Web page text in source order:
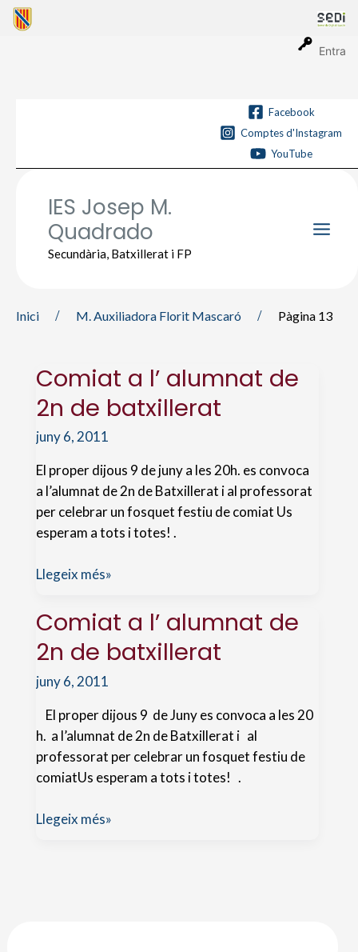
Entra
Vés
Facebook
Comptes d'Instagram
YouTube
IES Josep M.
Quadrado
Secundària, Batxillerat i FP
Inici M. Auxiliadora Florit Mascaró Pàgina 13
Comiat a l’ alumnat de
2n de batxillerat
juny 6, 2011
El proper dijous 9 de juny a les 20h. es convoca
a l’alumnat de 2n de Batxillerat i al professorat
per celebrar un fosquet festiu de comiat Us
esperam a tots i totes! .
Comiat
l’
alumnat
de
2n
batxillerat
Llegeix més»
Comiat a l’ alumnat de
2n de batxillerat
juny 6, 2011
El proper dijous 9 de Juny es convoca a les 20
h. a l’alumnat de 2n de Batxillerat i al
professorat per celebrar un fosquet festiu de
comiatUs esperam a tots i totes! .
Comiat
Llegeix més»